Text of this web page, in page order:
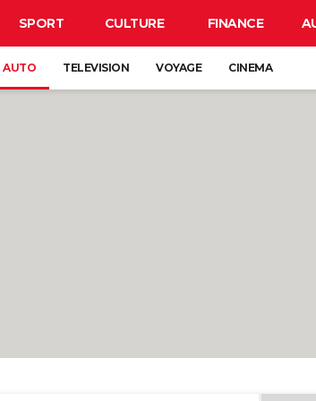
SPORT CULTURE FINANCE
AUTO TELEVISION VOYAGE CINEMA